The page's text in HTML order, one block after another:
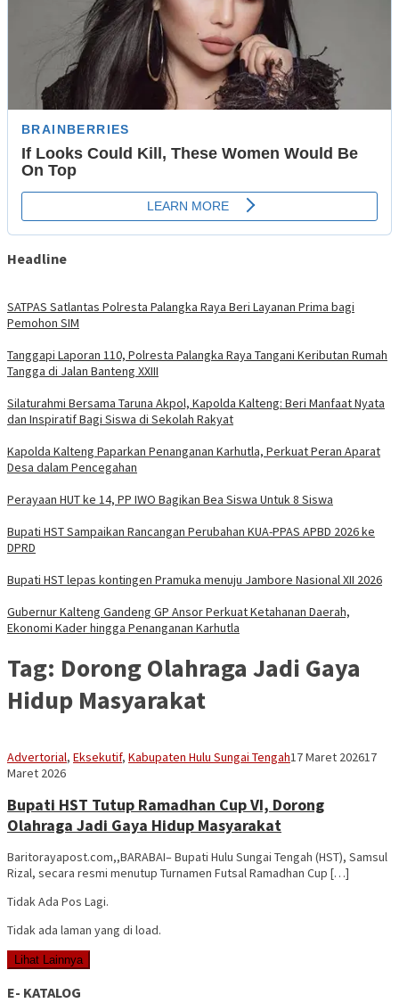
Headline
SATPAS Satlantas Polresta Palangka Raya Beri Layanan Prima bagi
Pemohon SIM
Tanggapi Laporan 110, Polresta Palangka Raya Tangani Keributan Rumah
Tangga di Jalan Banteng XXIII
Silaturahmi Bersama Taruna Akpol, Kapolda Kalteng: Beri Manfaat Nyata
dan Inspiratif Bagi Siswa di Sekolah Rakyat
Kapolda Kalteng Paparkan Penanganan Karhutla, Perkuat Peran Aparat
Desa dalam Pencegahan
Perayaan HUT ke 14, PP IWO Bagikan Bea Siswa Untuk 8 Siswa
Bupati HST Sampaikan Rancangan Perubahan KUA-PPAS APBD 2026 ke
DPRD
Bupati HST lepas kontingen Pramuka menuju Jambore Nasional XII 2026
Gubernur Kalteng Gandeng GP Ansor Perkuat Ketahanan Daerah,
Ekonomi Kader hingga Penanganan Karhutla
Tag: Dorong Olahraga Jadi Gaya
Hidup Masyarakat
Advertorial, Eksekutif, Kabupaten Hulu Sungai TengahVananta
17 Maret 202617
Maret 2026
Bupati HST Tutup Ramadhan Cup VI, Dorong
Olahraga Jadi Gaya Hidup Masyarakat
Baritorayapost.com,,BARABAI– Bupati Hulu Sungai Tengah (HST), Samsul
Rizal, secara resmi menutup Turnamen Futsal Ramadhan Cup […]
Tidak Ada Pos Lagi.
Tidak ada laman yang di load.
Lihat Lainnya
E- KATALOG